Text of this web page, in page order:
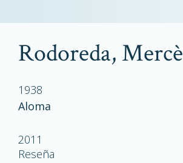
Rodoreda, Mercè
1938
Aloma
2011
Reseña